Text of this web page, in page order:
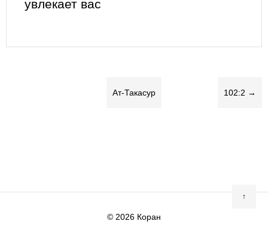
увлекает вас
Ат-Такасур 102:2 →
© 2026 Коран
↑